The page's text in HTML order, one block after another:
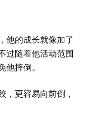
的成长就像加了
过随着他活动范围
他摔倒。
更容易向前倒，